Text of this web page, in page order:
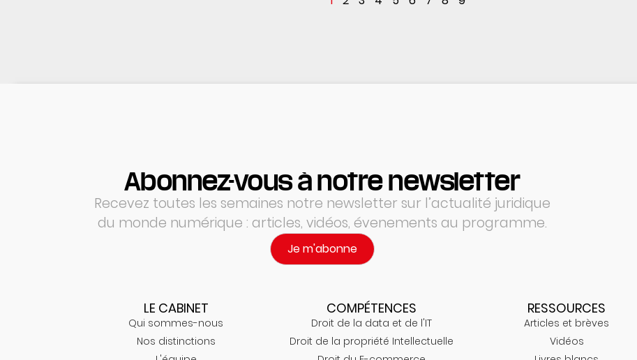
Abonnez-vous à notre newsletter
Recevez toutes les semaines notre newsletter sur l’actualité juridique
du monde numérique : articles, vidéos, évenements au programme.
Je m'abonne
LE CABINET
Qui sommes-nous
Nos distinctions
COMPÉTENCES
Droit de la data et de l'IT
Droit de la propriété Intellectuelle
RESSOURCES
Articles et brèves
Vidéos